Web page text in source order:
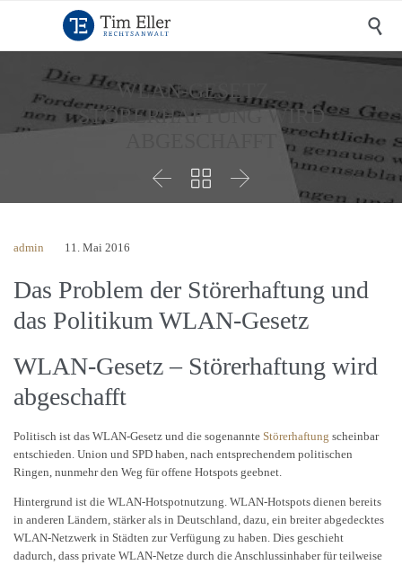

WLAN-GESETZ –
STÖRERHAFTUNG WIRD
  
admin 11. Mai 2016
Das Problem der Störerhaftung und
das Politikum WLAN-Gesetz
WLAN-Gesetz – Störerhaftung wird
abgeschafft
Politisch ist das WLAN-Gesetz und die sogenannte Störerhaftung scheinbar
entschieden. Union und SPD haben, nach entsprechendem politischen
Ringen, nunmehr den Weg für offene Hotspots geebnet.
Hintergrund ist die WLAN-Hotspotnutzung. WLAN-Hotspots dienen bereits
in anderen Ländern, stärker als in Deutschland, dazu, ein breiter abgedecktes
WLAN-Netzwerk in Städten zur Verfügung zu haben. Dies geschieht
dadurch, dass private WLAN-Netze durch die Anschlussinhaber für teilweise